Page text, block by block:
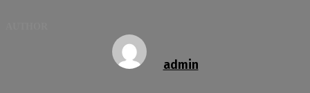
admin